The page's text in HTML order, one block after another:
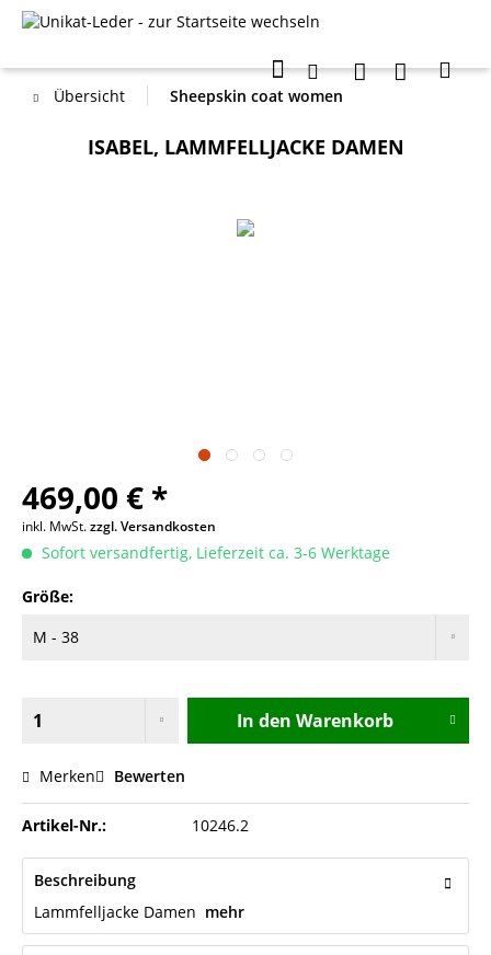
Übersicht Sheepskin coat women
ISABEL, LAMMFELLJACKE DAMEN
469,00 € *
inkl. MwSt.zzgl. Versandkosten
Sofort versandfertig, Lieferzeit ca. 3-6 Werktage
Größe:
In den Warenkorb
Merken Bewerten
Artikel-Nr.: 10246.2
Beschreibung
Lammfelljacke Damen mehr